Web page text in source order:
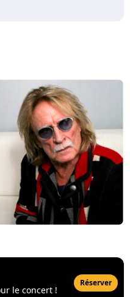
le concert !
Réserver